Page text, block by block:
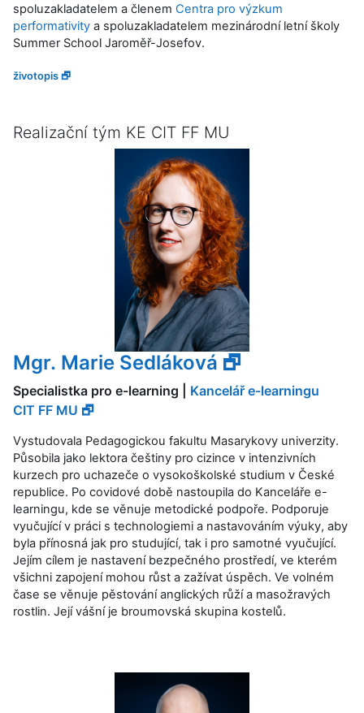
spoluzakladatelem a členem Centra pro výzkum
performativity a spoluzakladatelem mezinárodní letní školy
Summer School Jaroměř-Josefov.
životopis 🗗
Realizační tým KE CIT FF MU
Mgr. Marie Sedláková 🗗
Specialistka pro e-learning | Kancelář e-learningu
CIT FF MU 🗗
Vystudovala Pedagogickou fakultu Masarykovy univerzity.
Působila jako lektora češtiny pro cizince v intenzivních
kurzech pro uchazeče o vysokoškolské studium v České
republice. Po covidové době nastoupila do Kanceláře e-
learningu, kde se věnuje metodické podpoře. Podporuje
vyučující v práci s technologiemi a nastavováním výuky, aby
byla přínosná jak pro studující, tak i pro samotné vyučující.
Jejím cílem je nastavení bezpečného prostředí, ve kterém
všichni zapojení mohou růst a zažívat úspěch. Ve volném
čase se věnuje pěstování anglických růží a masožravých
rostlin. Její vášní je broumovská skupina kostelů.